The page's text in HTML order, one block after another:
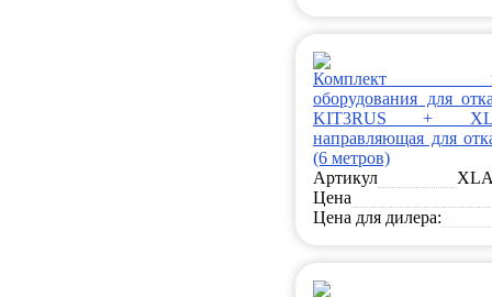
Комплект
оборудования для
KIT3RUS +
направляющая для
(6 метров)
Артикул
Цена
Цена для дилера: